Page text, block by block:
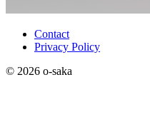
Contact
Privacy Policy
© 2026 o-saka